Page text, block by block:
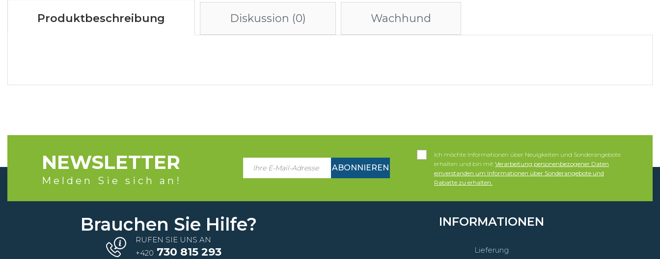
Produktbeschreibung Diskussion (0) Wachhund
NEWSLETTER
Melden Sie sich an!
ABONNIEREN
Ich möchte Informationen über Neuigkeiten und Sonderangebote
erhalten und bin mit Verarbeitung personenbezogener Daten
einverstanden um Informationen über Sonderangebote und
Rabatte zu erhalten.
Brauchen Sie Hilfe?
RUFEN SIE UNS AN
+420 730 815 293
INFORMATIONEN
Lieferung